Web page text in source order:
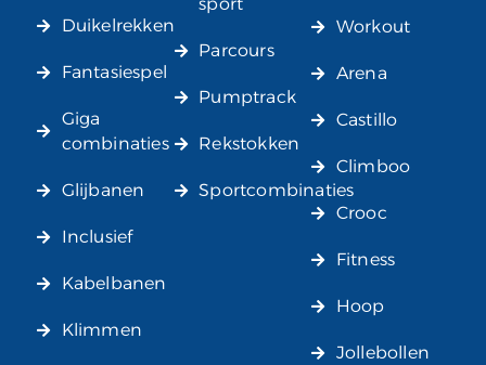
Duikelrekken
Fantasiespel
Giga
combinaties
Glijbanen
Inclusief
Kabelbanen
Klimmen
Parcours
Pumptrack
Rekstokken
Sportcombinaties
Workout
Arena
Castillo
Climboo
Crooc
Fitness
Hoop
Jollebollen